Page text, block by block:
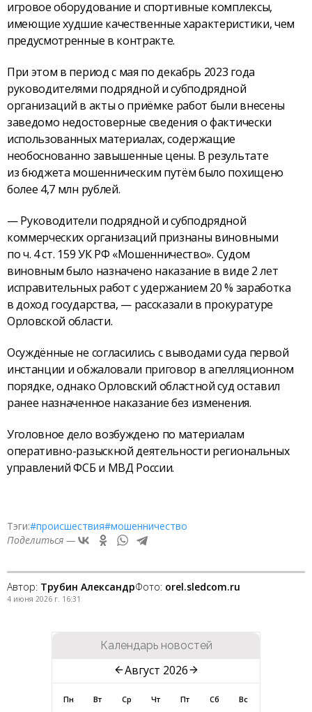
игровое оборудование и спортивные комплексы,
имеющие худшие качественные характеристики, чем
предусмотренные в контракте.
При этом в период с мая по декабрь 2023 года
руководителями подрядной и субподрядной
организаций в акты о приёмке работ были внесены
заведомо недостоверные сведения о фактически
использованных материалах, содержащие
необоснованно завышенные цены. В результате
из бюджета мошенническим путём было похищено
более 4,7 млн рублей.
— Руководители подрядной и субподрядной
коммерческих организаций признаны виновными
по ч. 4 ст. 159 УК РФ «Мошенничество». Судом
виновным было назначено наказание в виде 2 лет
исправительных работ с удержанием 20 % заработка
в доход государства, — рассказали в прокуратуре
Орловской области.
Осуждённые не согласились с выводами суда первой
инстанции и обжаловали приговор в апелляционном
порядке, однако Орловский областной суд оставил
ранее назначенное наказание без изменения.
Уголовное дело возбуждено по материалам
оперативно-разыскной деятельности региональных
управлений ФСБ и МВД России.
Тэги:#происшествия#мошенничество
Поделиться —
Автор: Трубин АлександрФото: orel.sledcom.ru
4 июня 2026 г. 16:31
Календарь новостей
Август 2026
Пн Вт Ср Чт Пт Сб Вс